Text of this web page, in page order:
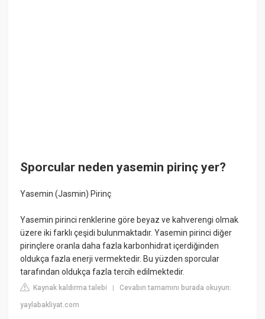
Sporcular neden yasemin pirinç yer?
Yasemin (Jasmin) Pirinç
Yasemin pirinci renklerine göre beyaz ve kahverengi olmak
üzere iki farklı çeşidi bulunmaktadır. Yasemin pirinci diğer
pirinçlere oranla daha fazla karbonhidrat içerdiğinden
oldukça fazla enerji vermektedir. Bu yüzden sporcular
tarafından oldukça fazla tercih edilmektedir.
Kaynak kaldırma talebi |Cevabın tamamını burada okuyun:
yaylabakliyat.com